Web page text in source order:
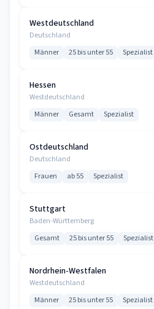
Westdeutschland
Deutschland
Männer 25 bis unter 55 Spezialist
Hessen
Westdeutschland
Männer Gesamt Spezialist
Ostdeutschland
Deutschland
Frauen ab 55 Spezialist
Stuttgart
Baden-Württemberg
Gesamt 25 bis unter 55 Spezialist
Nordrhein-Westfalen
Westdeutschland
Männer 25 bis unter 55 Spezialist